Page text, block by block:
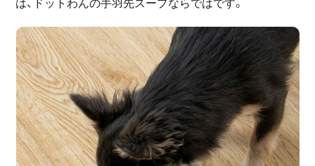
は、ドットわんの手羽先スープならではです。